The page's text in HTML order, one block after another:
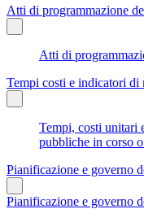
Atti di programmazione
Atti di
Tempi costi e indicatori di
Tempi, costi unitari
pubbliche in corso
Pianificazione e governo
Pianificazione e governo